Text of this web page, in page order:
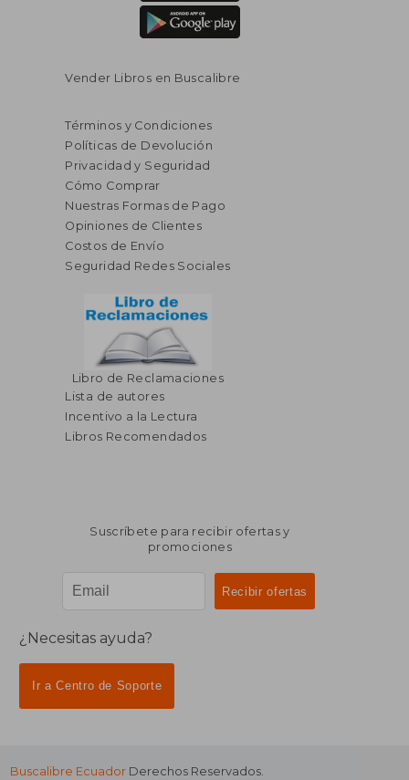
Vender Libros en Buscalibre
Términos y Condiciones
Políticas de Devolución
Privacidad y Seguridad
Cómo Comprar
Nuestras Formas de Pago
Opiniones de Clientes
Costos de Envío
Seguridad Redes Sociales
Libro de Reclamaciones
Lista de autores
Incentivo a la Lectura
Libros Recomendados
Suscríbete para recibir ofertas y
promociones
¿Necesitas ayuda?
Ir a Centro de Soporte
Buscalibre Ecuador Derechos Reservados.